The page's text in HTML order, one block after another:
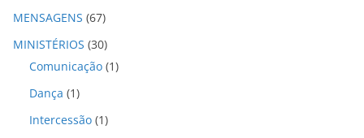
MENSAGENS (67)
MINISTÉRIOS (30)
Comunicação (1)
Dança (1)
Intercessão (1)